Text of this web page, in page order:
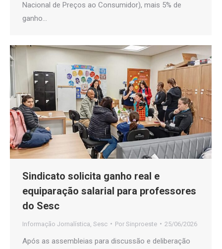
Nacional de Preços ao Consumidor), mais 5% de
ganho…
Sindicato solicita ganho real e
equiparação salarial para professores
do Sesc
Informação Jornalística Sesc Por Sinproeste 25/06/2026
Após as assembleias para discussão e deliberação